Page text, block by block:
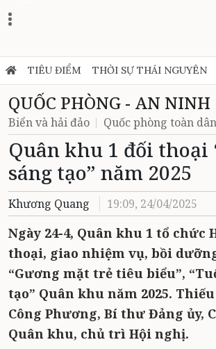
TIÊU ĐIỂM THỜI SỰ THÁI NGUYÊN
QUỐC PHÒNG - AN NINH
Biển và hải đảo Quốc phòng toàn dân
Quân khu 1 đối thoại
sáng tạo” năm 2025
Khương Quang 19:09, 24/04/2025
Ngày 24-4, Quân khu 1 tổ chức
thoại, giao nhiệm vụ, bồi
“Gương mặt trẻ tiêu biểu”,
tạo” Quân khu năm 2025.
Công Phương, Bí thư Đảng ủy,
Quân khu, chủ trì Hội nghị.